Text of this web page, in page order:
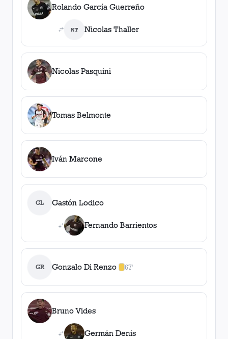
Rolando García Guerreño
NT Nicolas Thaller
Nicolas Pasquini
Tomas Belmonte
Iván Marcone
GL Gastón Lodico
Fernando Barrientos
GR Gonzalo Di Renzo 67'
1amarilla
Bruno Vides
Germán Denis